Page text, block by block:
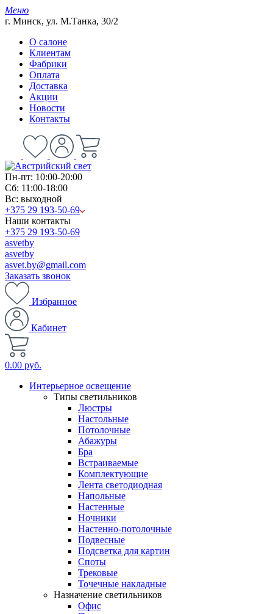
Меню
г. Минск, ул. М.Танка, 30/2
О салоне
Клиентам
Фабрики
Оплата
Доставка
Акции
Новости
Контакты
Пн-пт: 10:00-20:00
Сб: 11:00-18:00
Вс: выходной
+375 29 193-50-69
Наши контакты
+375 29 193-50-69
asvetby
asvetby
asvet.by@gmail.com
Заказать звонок
Избранное
Кабинет
0.00 руб.
Интерьерное освещение
Типы светильников
Люстры
Настольные
Потолочные
Абажуры
Бра
Встраиваемые
Комплектующие
Лента светодиодная
Напольные
Настенные
Ночники
Настенно-потолочные
Подвесные
Подсветка для картин
Споты
Трековые
Точечные накладные
Назначение светильников
Офис